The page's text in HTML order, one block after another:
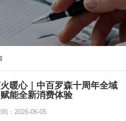
暖心｜中百罗森十周年全域
能全新消费体验
：2026-06-05